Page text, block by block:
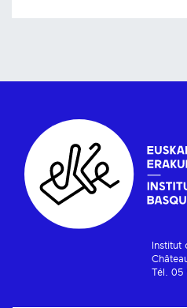
Institut
Tél. 05